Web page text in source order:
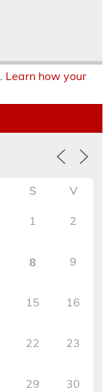
Learn how your
S V
1 2
8 9
15 16
22 23
29 30